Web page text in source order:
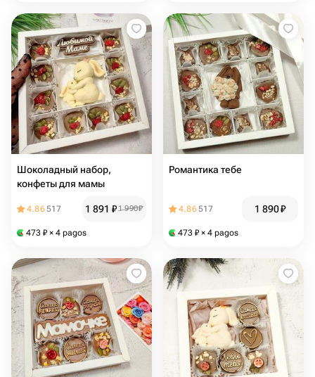
Шоколадный набор,
конфеты для мамы
4.86517 1 891 ₽1 990₽
473 ₽ × 4 pagos
Романтика тебе
4.86517 1 890₽
473 ₽ × 4 pagos